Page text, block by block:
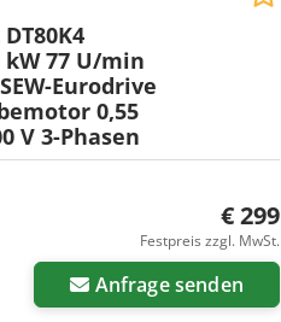
77 U/min
SEW-Eurodrive
0,55
V 3-Phasen
€ 299
Festpreis zzgl. MwSt.
Anfrage senden